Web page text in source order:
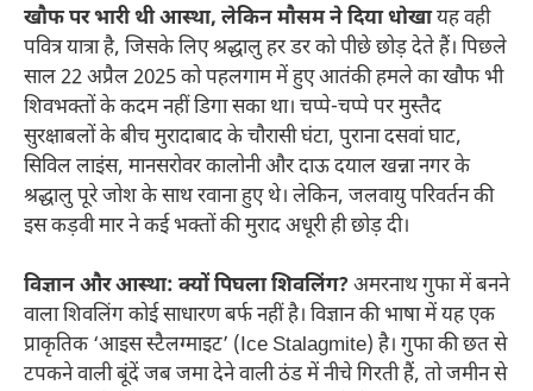
खौफ पर भारी थी आस्था, लेकिन मौसम ने दिया धोखायह वही
पवित्र यात्रा है, जिसके लिए श्रद्धालु हर डर को पीछे छोड़ देते हैं। पिछले
साल 22 अप्रैल 2025 को पहलगाम में हुए आतंकी हमले का खौफ भी
शिवभक्तों के कदम नहीं डिगा सका था। चप्पे-चप्पे पर मुस्तैद
सुरक्षाबलों के बीच मुरादाबाद के चौरासी घंटा, पुराना दसवां घाट,
सिविल लाइंस, मानसरोवर कालोनी और दाऊ दयाल खन्ना नगर के
श्रद्धालु पूरे जोश के साथ रवाना हुए थे। लेकिन, जलवायु परिवर्तन की
इस कड़वी मार ने कई भक्तों की मुराद अधूरी ही छोड़ दी।
विज्ञान और आस्था: क्यों पिघला शिवलिंग? अमरनाथ गुफा में बनने
वाला शिवलिंग कोई साधारण बर्फ नहीं है। विज्ञान की भाषा में यह एक
प्राकृतिक ‘आइस स्टैलग्माइट’ (Ice Stalagmite) है। गुफा की छत से
टपकने वाली बूंदें जब जमा देने वाली ठंड में नीचे गिरती हैं, तो जमीन से